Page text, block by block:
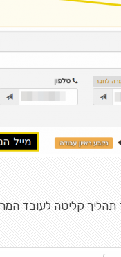
תהליך קליטה לעובד